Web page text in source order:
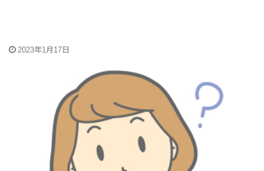
2023年1月17日